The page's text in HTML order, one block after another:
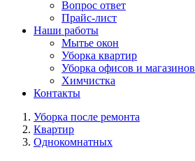
Вопрос ответ
Прайс-лист
Наши работы
Мытье окон
Уборка квартир
Уборка офисов и магазинов
Химчистка
Контакты
Уборка после ремонта
Квартир
Однокомнатных